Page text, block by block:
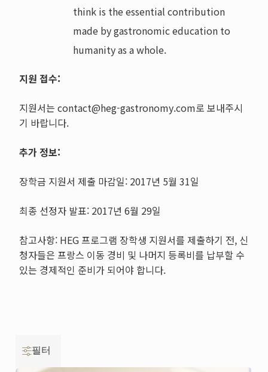
think is the essential contribution
made by gastronomic education to
humanity as a whole.
지원 접수:
지원서는 contact@heg-gastronomy.com로 보내주시
기 바랍니다.
추가 정보:
장학금 지원서 제출 마감일: 2017년 5월 31일
최종 선정자 발표: 2017년 6월 29일
참고사항: HEG 프로그램 장학생 지원서를 제출하기 전, 신
청자들은 프랑스 이동 경비 및 나머지 등록비를 납부할 수
있는 경제적인 준비가 되어야 합니다.
필터